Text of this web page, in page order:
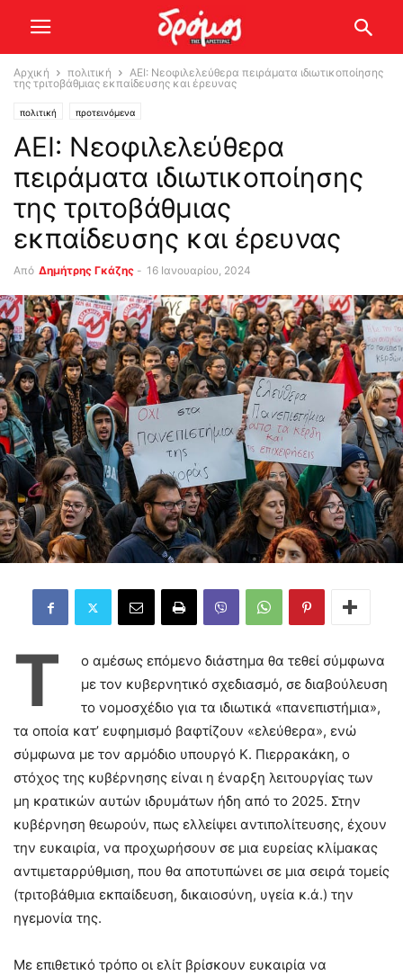
Αρχική πολιτική
ΑΕΙ: Νεοφιλελεύθερα πειράματα ιδιωτικοποίησης
της τριτοβάθμιας εκπαίδευσης και έρευνας
πολιτική προτεινόμενα
ΑΕΙ: Νεοφιλελεύθερα
πειράματα ιδιωτικοποίησης
της τριτοβάθμιας
εκπαίδευσης και έρευνας
Από Δημήτρης Γκάζης - 16 Ιανουαρίου, 2024
Τ
ο αμέσως επόμενο διάστημα θα τεθεί σύμφωνα
με τον κυβερνητικό σχεδιασμό, σε διαβούλευση
το νομοσχέδιο για τα ιδιωτικά «πανεπιστήμια»,
τα οποία κατ’ ευφημισμό βαφτίζουν «ελεύθερα», ενώ
σύμφωνα με τον αρμόδιο υπουργό Κ. Πιερρακάκη, ο
στόχος της κυβέρνησης είναι η έναρξη λειτουργίας των
μη κρατικών αυτών ιδρυμάτων ήδη από το 2025. Στην
κυβέρνηση θεωρούν, πως ελλείψει αντιπολίτευσης, έχουν
την ευκαιρία, να προχωρήσουν σε μια ευρείας κλίμακας
αντιμεταρρύθμιση, που θα αποτυπώνει σε μια σειρά τομείς
(τριτοβάθμια εκπαίδευση, δικαιοσύνη, υγεία κ.ά.) την
ηγεμονία της.
Με επιθετικό τρόπο οι ελίτ βρίσκουν ευκαιρία να